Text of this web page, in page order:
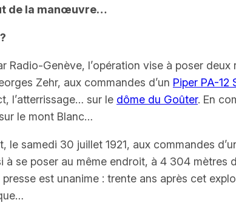
de la manœuvre…
Radio-Genève, l’opération vise à poser deux
Zehr, aux commandes d’un Piper PA-12
l’atterrissage… sur le dôme du Goûter. En
le mont Blanc…
le samedi 30 juillet 1921, aux commandes
à se poser au même endroit, à 4 304 mètres
presse est unanime : trente ans après cet